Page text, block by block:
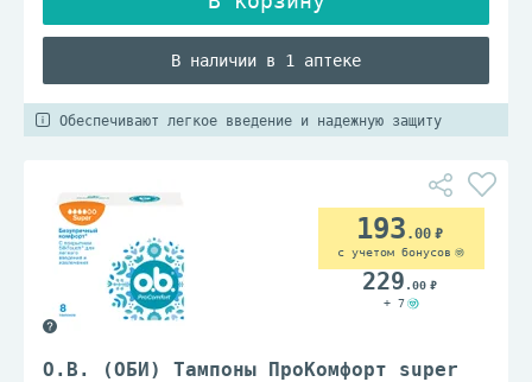
В наличии в 1 аптеке
Обеспечивают легкое введение и надежную защиту
O.B. (ОБИ) Тампоны ПроКомфорт super
193 .00
с учетом бонусов
229 .00
+ 7